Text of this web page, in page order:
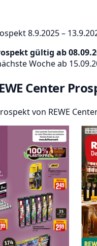
8.9.2025 –
gültig ab
Woche ab
Center
von REWE